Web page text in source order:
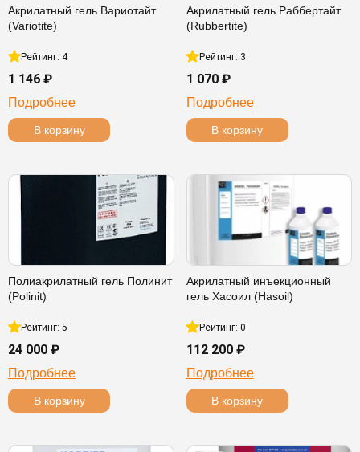
Акрилатный гель Вариотайт
(Variotite)
Рейтинг: 4
1 146 ₽
Подробнее
В корзину
Акрилатный гель Раббертайт
(Rubbertite)
Рейтинг: 3
1 070 ₽
Подробнее
В корзину
Полиакрилатный гель Полинит
(Polinit)
Рейтинг: 5
24 000 ₽
Подробнее
В корзину
Акрилатный инъекционный
гель Хасоил (Hasoil)
Рейтинг: 0
112 200 ₽
Подробнее
В корзину